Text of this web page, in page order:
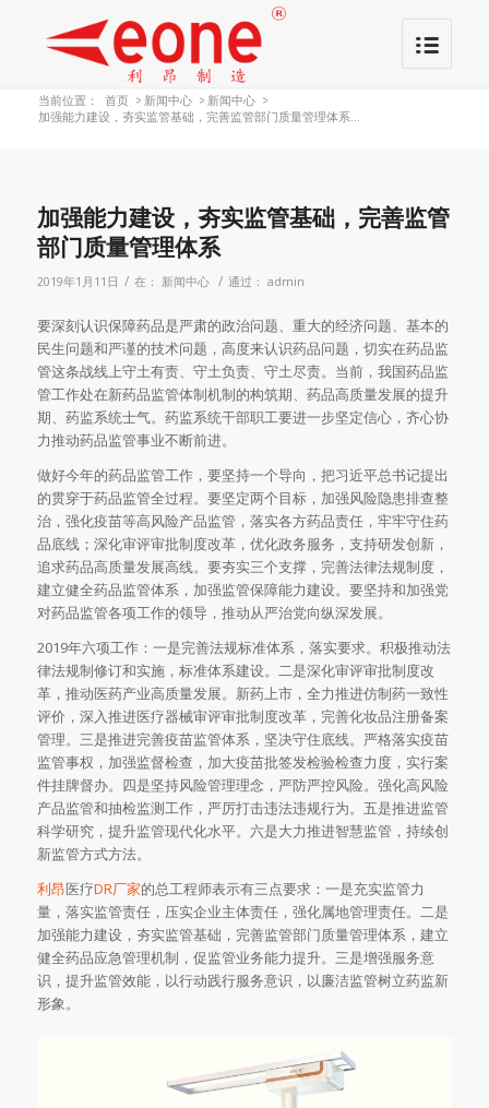
当前位置： 首页 > 新闻中心 > 新闻中心 >
加强能力建设，夯实监管基础，完善监管部门质量管理体系...
加强能力建设，夯实监管基础，完善监管
部门质量管理体系
2019年1月11日 / 在： 新闻中心 / 通过： admin
要深刻认识保障药品是严肃的政治问题、重大的经济问题、基本的
民生问题和严谨的技术问题，高度来认识药品问题，切实在药品监
管这条战线上守土有责、守土负责、守土尽责。当前，我国药品监
管工作处在新药品监管体制机制的构筑期、药品高质量发展的提升
期、药监系统士气。药监系统干部职工要进一步坚定信心，齐心协
力推动药品监管事业不断前进。
做好今年的药品监管工作，要坚持一个导向，把习近平总书记提出
的贯穿于药品监管全过程。要坚定两个目标，加强风险隐患排查整
治，强化疫苗等高风险产品监管，落实各方药品责任，牢牢守住药
品底线；深化审评审批制度改革，优化政务服务，支持研发创新，
追求药品高质量发展高线。要夯实三个支撑，完善法律法规制度，
建立健全药品监管体系，加强监管保障能力建设。要坚持和加强党
对药品监管各项工作的领导，推动从严治党向纵深发展。
2019年六项工作：一是完善法规标准体系，落实要求。积极推动法
律法规制修订和实施，标准体系建设。二是深化审评审批制度改
革，推动医药产业高质量发展。新药上市，全力推进仿制药一致性
评价，深入推进医疗器械审评审批制度改革，完善化妆品注册备案
管理。三是推进完善疫苗监管体系，坚决守住底线。严格落实疫苗
监管事权，加强监督检查，加大疫苗批签发检验检查力度，实行案
件挂牌督办。四是坚持风险管理理念，严防严控风险。强化高风险
产品监管和抽检监测工作，严厉打击违法违规行为。五是推进监管
科学研究，提升监管现代化水平。六是大力推进智慧监管，持续创
新监管方式方法。
利昂医疗DR厂家的总工程师表示有三点要求：一是充实监管力
量，落实监管责任，压实企业主体责任，强化属地管理责任。二是
加强能力建设，夯实监管基础，完善监管部门质量管理体系，建立
健全药品应急管理机制，促监管业务能力提升。三是增强服务意
识，提升监管效能，以行动践行服务意识，以廉洁监管树立药监新
形象。